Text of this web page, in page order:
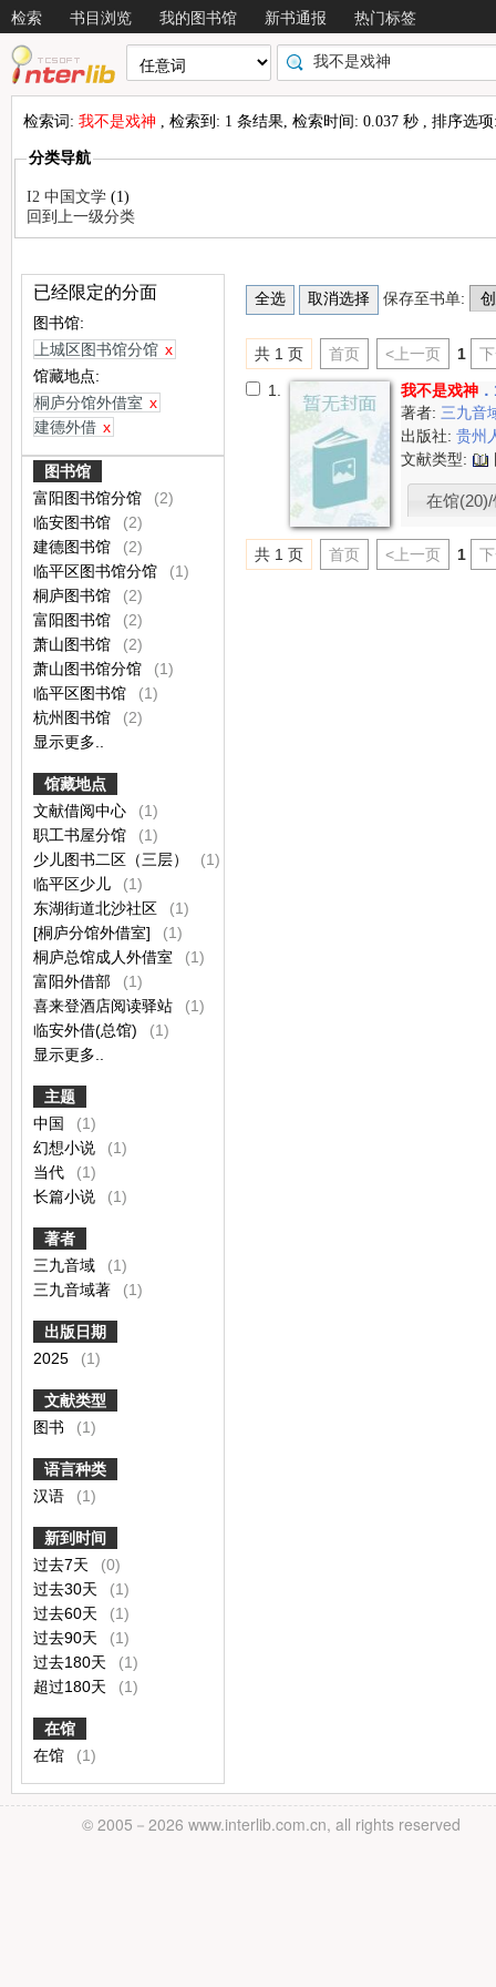
检索 书目浏览 我的图书馆 新书通报 热门标签
检索词: 我不是戏神 , 检索到: 1 条结果, 检索时间: 0.037 秒 , 排序选
分类导航
I2 中国文学(1)
回到上一级分类
已经限定的分面
图书馆:
上城区图书馆分馆 x
馆藏地点:
桐庐分馆外借室 x
建德外借 x
图书馆
富阳图书馆分馆
(2)
临安图书馆
(2)
建德图书馆
(2)
临平区图书馆分馆
(1)
桐庐图书馆
(2)
富阳图书馆
(2)
萧山图书馆
(2)
萧山图书馆分馆
(1)
临平区图书馆
(1)
杭州图书馆
(2)
显示更多..
馆藏地点
文献借阅中心
(1)
职工书屋分馆
(1)
少儿图书二区（三层）
(1)
临平区少儿
(1)
东湖街道北沙社区
(1)
[桐庐分馆外借室]
(1)
桐庐总馆成人外借室
(1)
富阳外借部
(1)
喜来登酒店阅读驿站
(1)
临安外借(总馆)
(1)
显示更多..
主题
中国
(1)
幻想小说
(1)
当代
(1)
长篇小说
(1)
著者
三九音域
(1)
三九音域著
(1)
出版日期
2025
(1)
文献类型
图书
(1)
语言种类
汉语
(1)
新到时间
过去7天
(0)
过去30天
(1)
过去60天
(1)
过去90天
(1)
过去180天
(1)
超过180天
(1)
在馆
在馆
(1)
保存至书单:
共 1 页 首页 <上一页 1
1. 我不是戏神
著者:三九音
出版社:贵州
文献类型:
在馆
共 1 页 首页 <上一页 1
© 2005－ 2026 www.interlib.com.cn, all rights reserved